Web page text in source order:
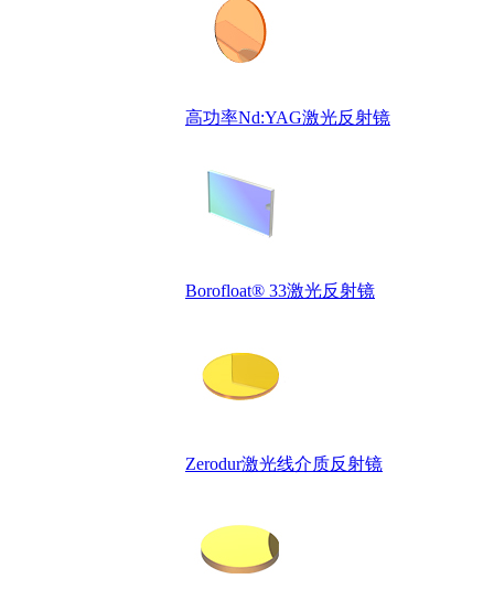
高功率Nd:YAG激光反射镜
Borofloat® 33激光反射镜
Zerodur激光线介质反射镜